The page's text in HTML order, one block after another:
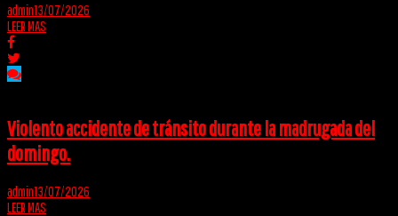
admin13/07/2026
LEER MAS
Violento accidente de tránsito durante la madrugada del
domingo.
admin13/07/2026
LEER MAS